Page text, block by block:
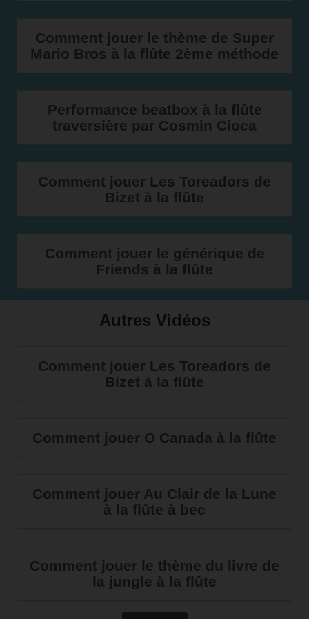
Comment jouer le thème de Super
Mario Bros à la flûte 2ème méthode
Performance beatbox à la flûte
traversière par Cosmin Cioca
Comment jouer Les Toreadors de
Bizet à la flûte
Comment jouer le générique de
Friends à la flûte
Autres Vidéos
Comment jouer Les Toreadors de
Bizet à la flûte
Comment jouer O Canada à la flûte
Comment jouer Au Clair de la Lune
à la flûte à bec
Comment jouer le thème du livre de
la jungle à la flûte